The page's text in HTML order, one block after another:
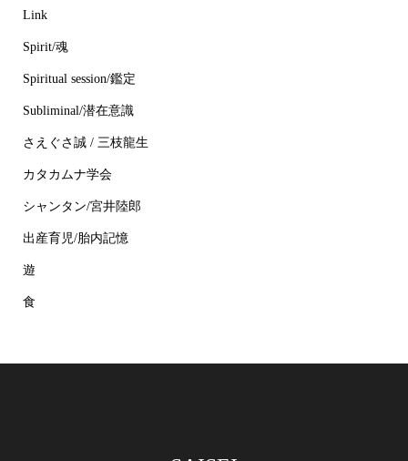
Link
Spirit/魂
Spiritual session/鑑定
Subliminal/潜在意識
さえぐさ誠 / 三枝龍生
カタカムナ学会
シャンタン/宮井陸郎
出産育児/胎内記憶
遊
食